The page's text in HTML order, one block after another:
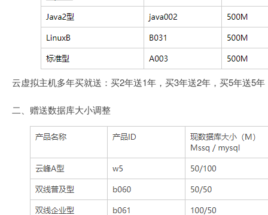
云虚拟主机多年买就送：买2年送1年，买3年送2年，买5年送5
二、赠送数据库大小调整